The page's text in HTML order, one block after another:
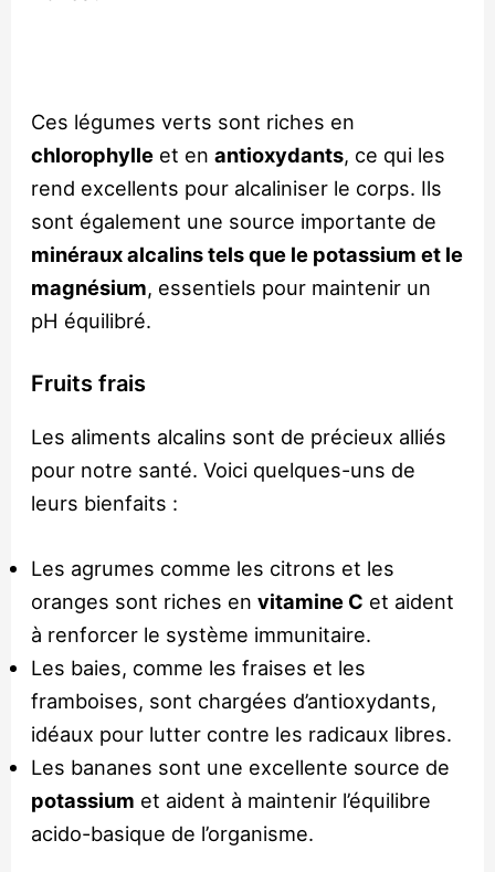
Ces légumes verts sont riches en
chlorophylle et enantioxydants, ce qui les
rend excellents pour alcaliniser le corps. Ils
sont également une source importante de
minéraux alcalins tels que le potassium et le
magnésium, essentiels pour maintenir un
pH équilibré.
Fruits frais
Les aliments alcalins sont de précieux alliés
pour notre santé. Voici quelques-uns de
leurs bienfaits :
Les agrumes comme les citrons et les
oranges sont riches envitamine C et aident
à renforcer le système immunitaire.
Les baies, comme les fraises et les
framboises, sont chargées d’antioxydants,
idéaux pour lutter contre les radicaux libres.
Les bananes sont une excellente source de
potassium et aident à maintenir l’équilibre
acido-basique de l’organisme.